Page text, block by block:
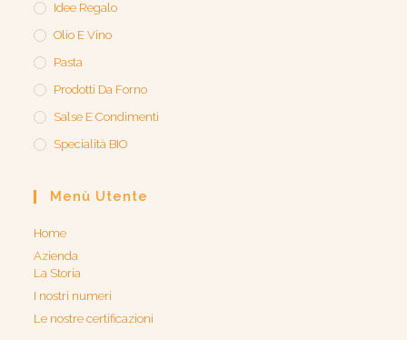
Idee Regalo
Olio E Vino
Pasta
Prodotti Da Forno
Salse E Condimenti
Specialità BIO
Menù Utente
Home
Azienda
La Storia
I nostri numeri
Le nostre certificazioni